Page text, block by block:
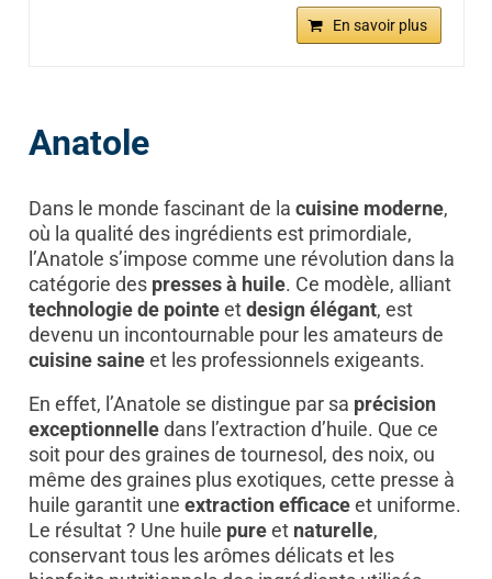
En savoir plus
Anatole
Dans le monde fascinant de la cuisine moderne,
où la qualité des ingrédients est primordiale,
l’Anatole s’impose comme une révolution dans la
catégorie des presses à huile. Ce modèle, alliant
technologie de pointeetdesign élégant, est
devenu un incontournable pour les amateurs de
cuisine saineet les professionnels exigeants.
En effet, l’Anatole se distingue par sa précision
exceptionnelledans l’extraction d’huile. Que ce
soit pour des graines de tournesol, des noix, ou
même des graines plus exotiques, cette presse à
huile garantit une extraction efficaceet uniforme.
Le résultat ? Une huile pureet naturelle,
conservant tous les arômes délicats et les